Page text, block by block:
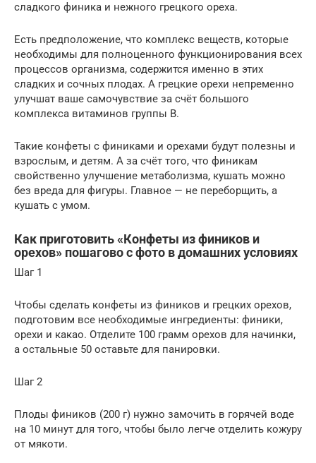
сладкого финика и нежного грецкого ореха.
Есть предположение, что комплекс веществ, которые
необходимы для полноценного функционирования всех
процессов организма, содержится именно в этих
сладких и сочных плодах. А грецкие орехи непременно
улучшат ваше самочувствие за счёт большого
комплекса витаминов группы B.
Такие конфеты с финиками и орехами будут полезны и
взрослым, и детям. А за счёт того, что финикам
свойственно улучшение метаболизма, кушать можно
без вреда для фигуры. Главное — не переборщить, а
кушать с умом.
Как приготовить «Конфеты из фиников и
орехов» пошагово с фото в домашних условиях
Шаг 1
Чтобы сделать конфеты из фиников и грецких орехов,
подготовим все необходимые ингредиенты: финики,
орехи и какао. Отделите 100 грамм орехов для начинки,
а остальные 50 оставьте для панировки.
Шаг 2
Плоды фиников (200 г) нужно замочить в горячей воде
на 10 минут для того, чтобы было легче отделить кожуру
от мякоти.